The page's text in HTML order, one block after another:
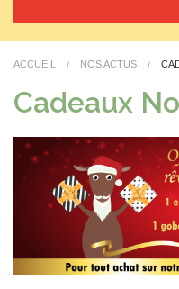
Nos activités
Horaires et tarifs
Réservez votre arrivée
Contact
ACCUEIL NOS ACTUS
Cadeaux